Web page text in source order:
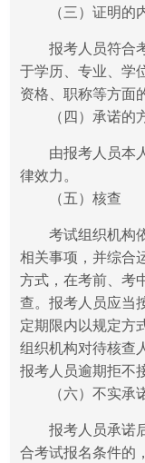
（三）证明的
报考人员符合
于学历、专业、学
资格、职称等方面
（四）承诺的
由报考人员本
律效力。
（五）核查
考试组织机构
相关事项，并综合
方式，在考前、考
查。报考人员应当
定期限内以规定方
组织机构对待核查
报考人员逾期拒不
（六）不实承
报考人员承诺
合考试报名条件的